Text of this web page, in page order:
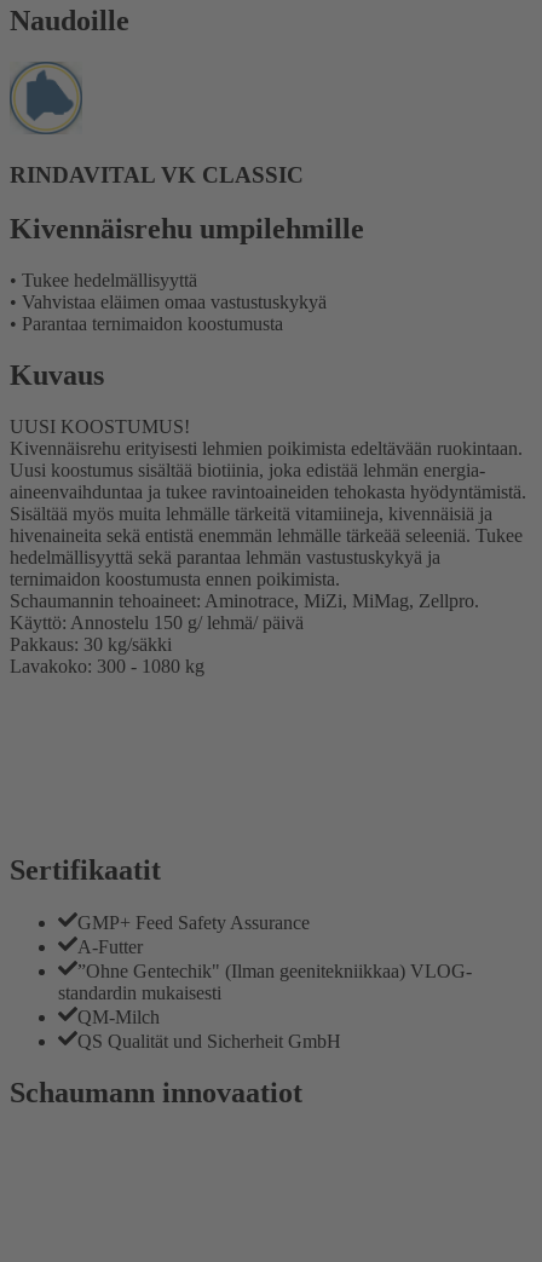
Naudoille
RINDAVITAL VK CLASSIC
Kivennäisrehu umpilehmille
• Tukee hedelmällisyyttä
• Vahvistaa eläimen omaa vastustuskykyä
• Parantaa ternimaidon koostumusta
Kuvaus
UUSI KOOSTUMUS!
Kivennäisrehu erityisesti lehmien poikimista edeltävään ruokintaan.
Uusi koostumus sisältää biotiinia, joka edistää lehmän energia-
aineenvaihduntaa ja tukee ravintoaineiden tehokasta hyödyntämistä.
Sisältää myös muita lehmälle tärkeitä vitamiineja, kivennäisiä ja
hivenaineita sekä entistä enemmän lehmälle tärkeää seleeniä. Tukee
hedelmällisyyttä sekä parantaa lehmän vastustuskykyä ja
ternimaidon koostumusta ennen poikimista.
Schaumannin tehoaineet: Aminotrace, MiZi, MiMag, Zellpro.
Käyttö: Annostelu 150 g/ lehmä/ päivä
Pakkaus: 30 kg/säkki
Lavakoko: 300 - 1080 kg
Sertifikaatit
GMP+ Feed Safety Assurance
A-Futter
”Ohne Gentechik" (Ilman geenitekniikkaa) VLOG-
standardin mukaisesti
QM-Milch
QS Qualität und Sicherheit GmbH
Schaumann innovaatiot